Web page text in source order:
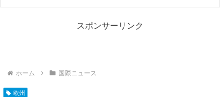
スポンサーリンク
ホーム 国際ニュース
欧州